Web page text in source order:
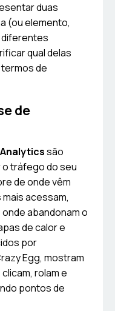
duas
(ou elemento,
diferentes
qual delas
de
de
são
tráfego do seu
de onde vêm
acessam,
abandonam o
de calor e
por
Egg, mostram
rolam e
pontos de